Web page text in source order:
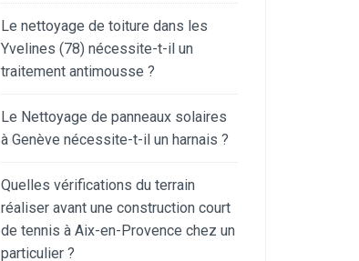
Le nettoyage de toiture dans les
Yvelines (78) nécessite-t-il un
traitement antimousse ?
Le Nettoyage de panneaux solaires
à Genève nécessite-t-il un harnais ?
Quelles vérifications du terrain
réaliser avant une construction court
de tennis à Aix-en-Provence chez un
particulier ?